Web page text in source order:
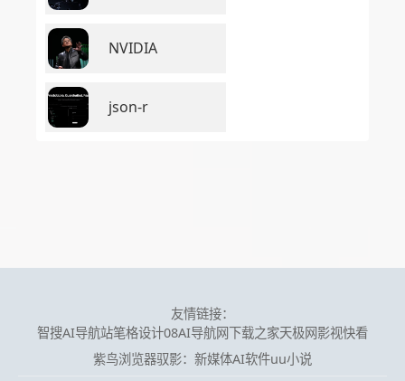
NVIDIA
json-r
友情链接：
智搜AI导航站笔格设计08AI导航网下载之家天极网影视快看
紫鸟浏览器驭影：新媒体AI软件uu小说